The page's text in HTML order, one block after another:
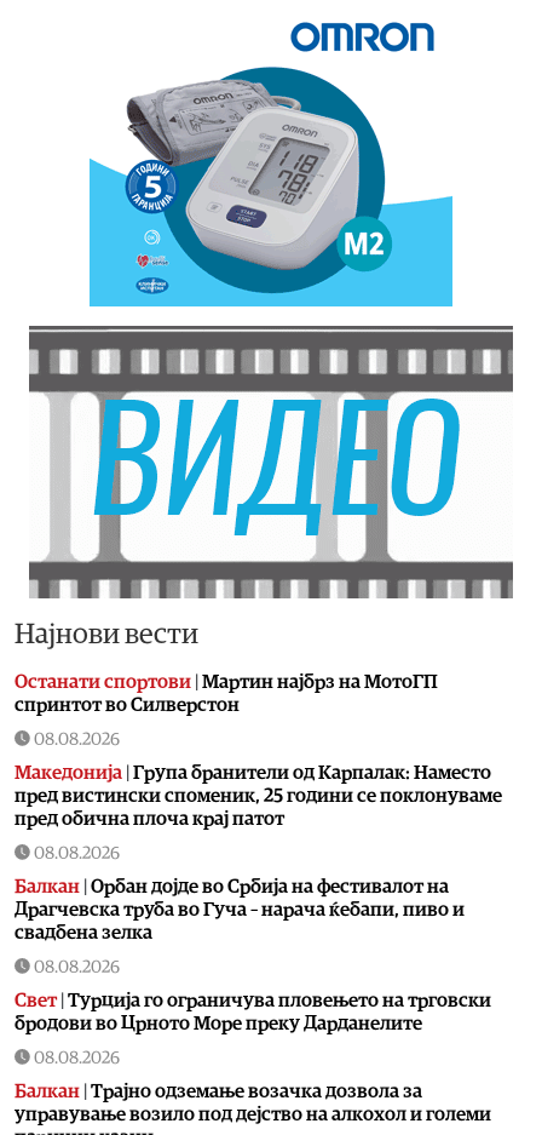
Најнови вести
Останати спортови | Мартин најбрз на МотоГП
спринтот во Силверстон
08.08.2026
Македонија | Група бранители од Карпалак: Наместо
пред вистински споменик, 25 години се поклонуваме
пред обична плоча крај патот
08.08.2026
Балкан | Орбан дојде во Србија на фестивалот на
Драгчевска труба во Гуча – нарача ќебапи, пиво и
свадбена зелка
08.08.2026
Свет| Турција го ограничува пловењето на трговски
бродови во Црното Море преку Дарданелите
08.08.2026
Балкан | Трајно одземање возачка дозвола за
управување возило под дејство на алкохол и големи